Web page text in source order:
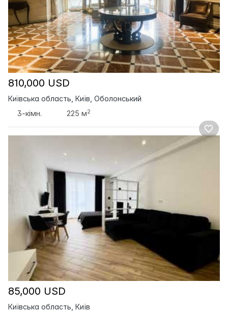
810,000 USD
Київська область, Київ, Оболонський
3-кімн.
225 м2
85,000 USD
Київська область, Київ